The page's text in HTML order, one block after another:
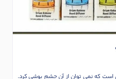
است که نمی توان از آن چشم پوشی کرد.